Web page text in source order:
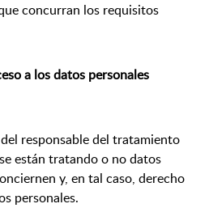
concurran los requisitos
a los datos personales
responsable del tratamiento
están tratando o no datos
y, en tal caso, derecho
personales.